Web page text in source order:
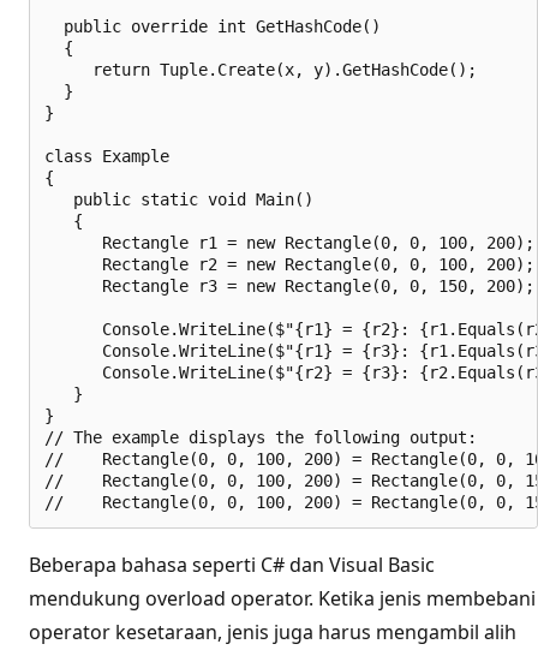
  public override int GetHashCode()
  {
     return Tuple.Create(x, y).GetHashCode();
  }
}
class Example
{
   public static void Main()
   {
      Rectangle r1 = new Rectangle(0, 0, 100, 200);
      Rectangle r2 = new Rectangle(0, 0, 100, 200);
      Rectangle r3 = new Rectangle(0, 0, 150, 200);
Console.WriteLine($"{r1} = {r2}:
Console.WriteLine($"{r1} = {r3}:
Console.WriteLine($"{r2} = {r3}:
   }
}
// The example displays the following output:
//    Rectangle(0, 0, 100, 200) = Rectangle(0, 0,
//    Rectangle(0, 0, 100, 200) = Rectangle(0, 0,
Beberapa bahasa seperti C# dan Visual Basic
mendukung overload operator. Ketika jenis membebani
operator kesetaraan, jenis juga harus mengambil alih